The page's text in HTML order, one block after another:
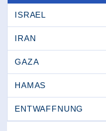
ISRAEL
IRAN
GAZA
HAMAS
ENTWAFFNUNG